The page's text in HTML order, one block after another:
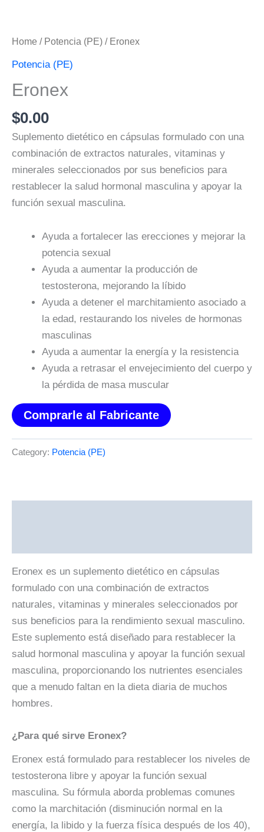
Home / Potencia (PE) / Eronex
Potencia (PE)
Eronex
$0.00
Suplemento dietético en cápsulas formulado con una
combinación de extractos naturales, vitaminas y
minerales seleccionados por sus beneficios para
restablecer la salud hormonal masculina y apoyar la
función sexual masculina.
Ayuda a fortalecer las erecciones y mejorar la
potencia sexual
Ayuda a aumentar la producción de
testosterona, mejorando la líbido
Ayuda a detener el marchitamiento asociado a
la edad, restaurando los niveles de hormonas
masculinas
Ayuda a aumentar la energía y la resistencia
Ayuda a retrasar el envejecimiento del cuerpo y
la pérdida de masa muscular
Comprarle al Fabricante
Category: Potencia (PE)
Eronex es un suplemento dietético en cápsulas
formulado con una combinación de extractos
naturales, vitaminas y minerales seleccionados por
sus beneficios para la rendimiento sexual masculino.
Este suplemento está diseñado para restablecer la
salud hormonal masculina y apoyar la función sexual
masculina, proporcionando los nutrientes esenciales
que a menudo faltan en la dieta diaria de muchos
hombres.
¿Para qué sirve Eronex?
Eronex está formulado para restablecer los niveles de
testosterona libre y apoyar la función sexual
masculina. Su fórmula aborda problemas comunes
como la marchitación (disminución normal en la
energía, la libido y la fuerza física después de los 40),